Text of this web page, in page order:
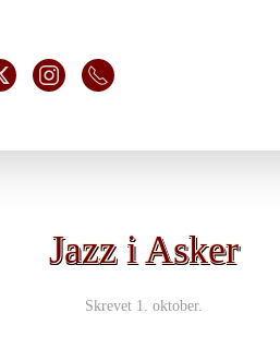
Jazz i Asker
Skrevet 1. oktober.